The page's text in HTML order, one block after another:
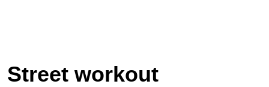
Street workout